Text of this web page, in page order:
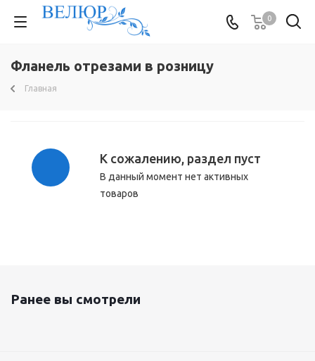
0
Фланель отрезами в розницу
Главная
К сожалению, раздел пуст
В данный момент нет активных
товаров
Ранее вы смотрели